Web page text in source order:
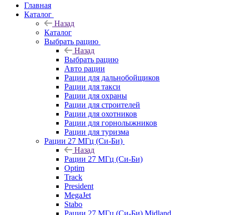
Главная
Каталог
Назад
Каталог
Выбрать рацию
Назад
Выбрать рацию
Авто рации
Рации для дальнобойщиков
Рации для такси
Рации для охраны
Рации для строителей
Рации для охотников
Рации для горнолыжников
Рации для туризма
Рации 27 МГц (Си-Би)
Назад
Рации 27 МГц (Си-Би)
Optim
Track
President
MegaJet
Stabo
Рации 27 МГц (Си-Би) Midland